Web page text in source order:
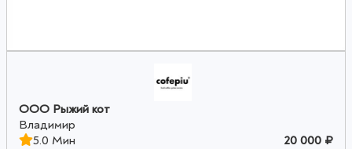
ООО Рыжий кот
Владимир
5.0 Мин
20 000 ₽